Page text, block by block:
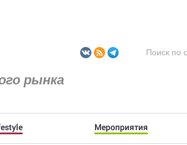
рынка
Мероприятия